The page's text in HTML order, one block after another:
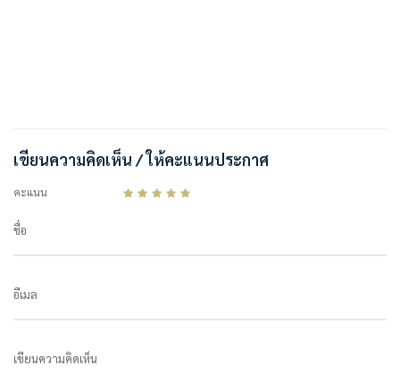
เขียนความคิดเห็น / ให้คะแนนประกาศ
คะแนน
ชื่อ
อีเมล
เขียนความคิดเห็น